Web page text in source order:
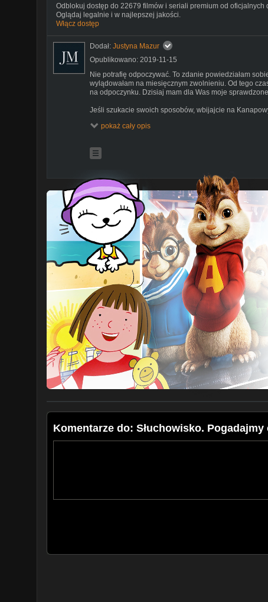
Odblokuj dostęp do 22679 filmów i seriali premium od oficjalnych
Oglądaj legalnie i w najlepszej jakości.
Włącz dostęp
Dodał: Justyna Mazur
Opublikowano: 2019-11-15
Nie potrafię odpoczywać. To zdanie powiedziałam
wylądowałam na miesięcznym zwolnieniu. Od tego
na odpoczynku. Dzisiaj mam dla Was moje
Jeśli szukacie swoich sposobów, wbijajcie na
Dołącz do grupy, pogadajmy o życiu:
Nazywam się Justyna Mazur i piszę blog Krótki
ponuraczką, pół błaznem. Pół samotniczką, pół duszą
wizjonerką najgorszych scenariuszy. Pół pedantką, pół
trochę pewną siebie. Po latach dołów, pechów i
perspektywę do patrzenia na świat, żeby był fajniejszy.
podzielić. Ślązaczka, która z miłości przeprowadziła się
Postanowiłam wyjść poza blog i do słowa pisanego
znajdziesz dużo zwykłego życia, bo takie - moim
_________________
Możesz mnie spotkać:
Instagram: www.instagram.com/justynamazurpl
Facebook: www.facebook.com/
www:www.sluchowisko.pl
pokaż cały opis
Komentarze do: Słuchowisko. Pogadajmy